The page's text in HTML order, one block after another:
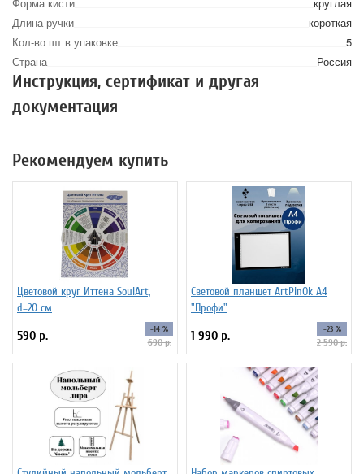
Длина ручки
короткая
Кол-во шт в упаковке
5
Страна
Россия
Инструкция, сертификат и другая
документация
Рекомендуем купить
Цветовой круг Иттена SoulArt,
d=20 см
590 р. -14 %
690 р.
Световой планшет ArtPinOk А4
"Профи"
1 990 р. -23 %
2 590 р.